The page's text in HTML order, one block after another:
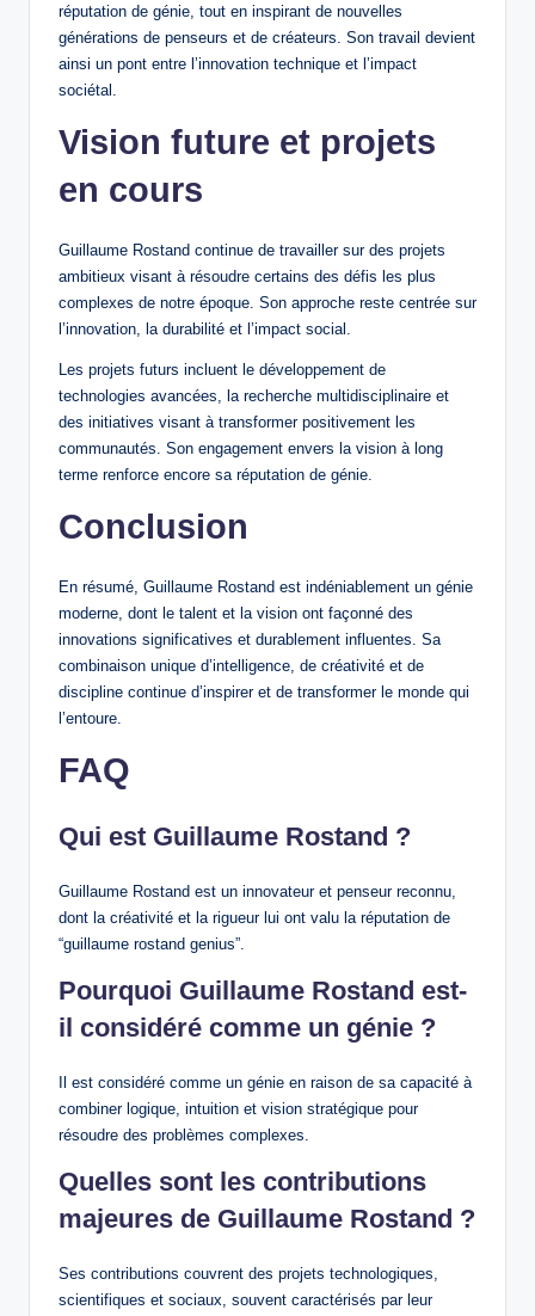
réputation de génie, tout en inspirant de nouvelles
générations de penseurs et de créateurs. Son travail devient
ainsi un pont entre l’innovation technique et l’impact
sociétal.
Vision future et projets
en cours
Guillaume Rostand continue de travailler sur des projets
ambitieux visant à résoudre certains des défis les plus
complexes de notre époque. Son approche reste centrée sur
l’innovation, la durabilité et l’impact social.
Les projets futurs incluent le développement de
technologies avancées, la recherche multidisciplinaire et
des initiatives visant à transformer positivement les
communautés. Son engagement envers la vision à long
terme renforce encore sa réputation de génie.
Conclusion
En résumé, Guillaume Rostand est indéniablement un génie
moderne, dont le talent et la vision ont façonné des
innovations significatives et durablement influentes. Sa
combinaison unique d’intelligence, de créativité et de
discipline continue d’inspirer et de transformer le monde qui
l’entoure.
FAQ
Qui est Guillaume Rostand ?
Guillaume Rostand est un innovateur et penseur reconnu,
dont la créativité et la rigueur lui ont valu la réputation de
“guillaume rostand genius”.
Pourquoi Guillaume Rostand est-
il considéré comme un génie ?
Il est considéré comme un génie en raison de sa capacité à
combiner logique, intuition et vision stratégique pour
résoudre des problèmes complexes.
Quelles sont les contributions
majeures de Guillaume Rostand ?
Ses contributions couvrent des projets technologiques,
scientifiques et sociaux, souvent caractérisés par leur